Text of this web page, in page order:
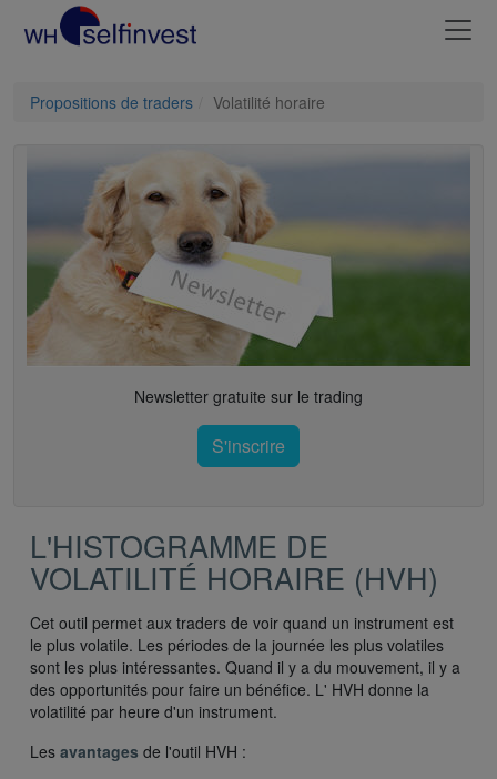
Propositions de traders Volatilité horaire
Newsletter gratuite sur le trading
S'inscrire
L'HISTOGRAMME DE
VOLATILITÉ HORAIRE (HVH)
Cet outil permet aux traders de voir quand un instrument est
le plus volatile. Les périodes de la journée les plus volatiles
sont les plus intéressantes. Quand il y a du mouvement, il y a
des opportunités pour faire un bénéfice. L' HVH donne la
volatilité par heure d'un instrument.
Les avantages de l'outil HVH :